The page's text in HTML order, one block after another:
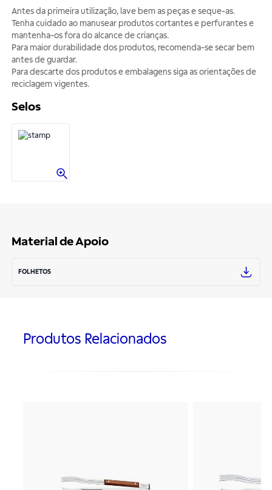
Antes da primeira utilização, lave bem as peças e seque-as.
Tenha cuidado ao manusear produtos cortantes e perfurantes e
mantenha-os fora do alcance de crianças.
Para maior durabilidade dos produtos, recomenda-se secar bem
antes de guardar.
Para descarte dos produtos e embalagens siga as orientações de
reciclagem vigentes.
Selos
Material de Apoio
FOLHETOS
Produtos Relacionados